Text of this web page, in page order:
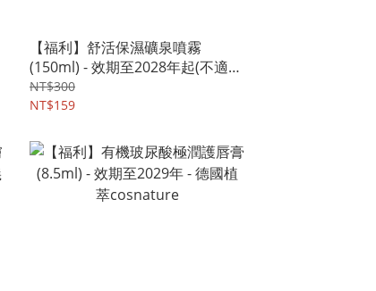
【福利】舒活保濕礦泉噴霧
(150ml) - 效期至2028年起(不適用
鑑賞期退貨) - 法國 沛麗泉perlyne
NT$300
NT$159